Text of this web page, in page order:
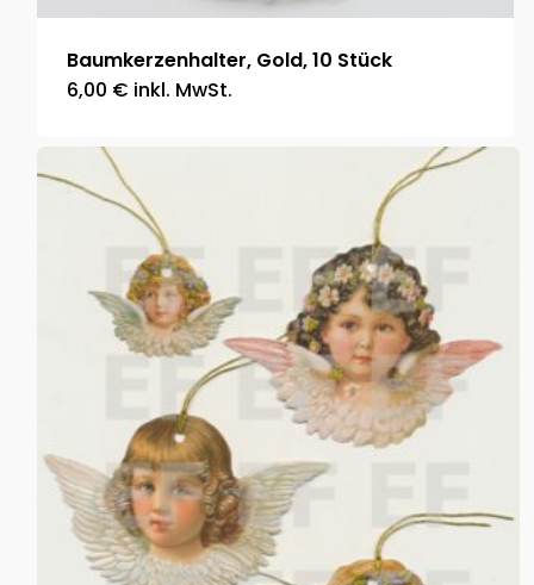
Baumkerzenhalter, Gold, 10 Stück
6,00 € inkl. MwSt.